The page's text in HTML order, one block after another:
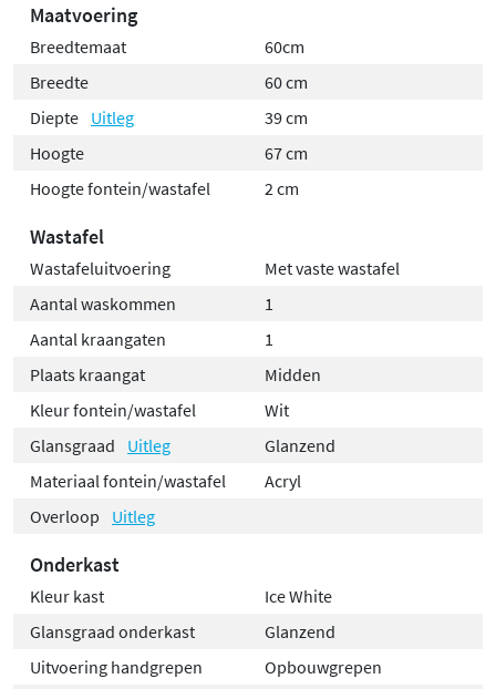
Maatvoering
Breedtemaat
60cm
Breedte
60 cm
Diepte Uitleg
39 cm
Hoogte
67 cm
Hoogte fontein/wastafel
2 cm
Wastafel
Wastafeluitvoering
Met vaste wastafel
Aantal waskommen
1
Aantal kraangaten
1
Plaats kraangat
Midden
Kleur fontein/wastafel
Wit
Glansgraad
Uitleg
Glanzend
Materiaal fontein/wastafel
Acryl
Overloop
Uitleg
Onderkast
Kleur kast
Ice White
Glansgraad onderkast
Glanzend
Uitvoering handgrepen
Opbouwgrepen